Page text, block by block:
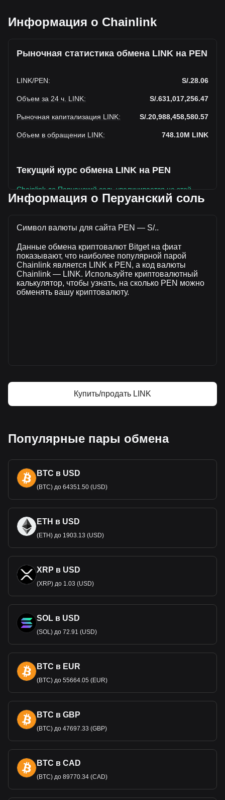
Информация о Chainlink
Рыночная статистика обмена LINK на PEN
LINK/PEN: S/.28.06
Объем за 24 ч. LINK: S/.631,017,256.47
Рыночная капитализация LINK: S/.20,988,458,580.57
Объем в обращении LINK: 748.10M LINK
Текущий курс обмена LINK на PEN
Chainlink до Перуанский соль увеличивается на этой
неделе.
LINK, а общая рыночная капитализация составляет
Chainlink S/.20,988,458,580.57 PEN. Объем торгов упал
на Chainlink% (S/.-12,062,242.16 PEN) за последние 24
часа, а объем торгов -1.88 составил S/.643,079,498.62
было продано за тот же период.
Информация о Перуанский соль
Символ валюты для сайта PEN — S/..
Данные обмена криптовалют Bitget на фиат
показывают, что наиболее популярной парой
Chainlink является LINK к PEN, а код валюты
Chainlink — LINK. Используйте криптовалютный
калькулятор, чтобы узнать, на сколько PEN можно
обменять вашу криптовалюту.
Купить/продать LINK
Популярные пары обмена
BTC в USD
(BTC) до 64351.50 (USD)
ETH в USD
(ETH) до 1903.13 (USD)
XRP в USD
(XRP) до 1.03 (USD)
SOL в USD
(SOL) до 72.91 (USD)
BTC в EUR
(BTC) до 55664.05 (EUR)
BTC в GBP
(BTC) до 47697.33 (GBP)
BTC в CAD
(BTC) до 89770.34 (CAD)